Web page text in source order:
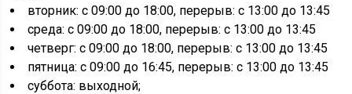
вторник: с 09:00 до 18:00, перерыв: с 13:00 до 13:45
среда: с 09:00 до 18:00, перерыв: с 13:00 до 13:45
четверг: с 09:00 до 18:00, перерыв: с 13:00 до 13:45
пятница: с 09:00 до 16:45, перерыв: с 13:00 до 13:45
суббота: выходной;